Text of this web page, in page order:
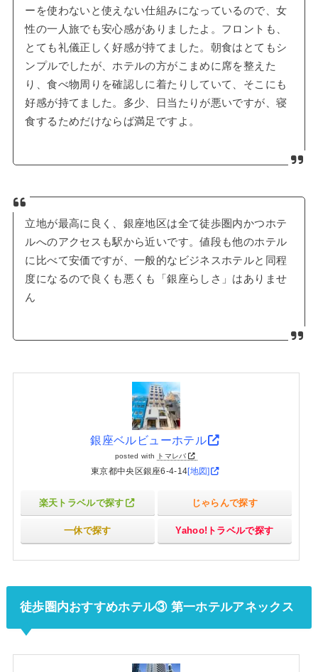
ーを使わないと使えない仕組みになっているので、女
性の一人旅でも安心感がありましたよ。フロントも、
とても礼儀正しく好感が持てました。朝食はとてもシ
ンプルでしたが、ホテルの方がこまめに席を整えた
り、食べ物周りを確認しに着たりしていて、そこにも
好感が持てました。多少、日当たりが悪いですが、寝
食するためだけならば満足ですよ。
立地が最高に良く、銀座地区は全て徒歩圏内かつホテ
ルへのアクセスも駅から近いです。値段も他のホテル
に比べて安価ですが、一般的なビジネスホテルと同程
度になるので良くも悪くも「銀座らしさ」はありませ
ん
銀座ベルビューホテル
posted with トマレバ
東京都中央区銀座6-4-14[地図]
楽天トラベルで探す じゃらんで探す
一休で探す Yahoo!トラベルで探す
徒歩圏内おすすめホテル③ 第一ホテルアネックス